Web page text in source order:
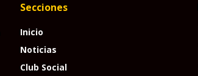
Secciones
Inicio
Noticias
Club Social